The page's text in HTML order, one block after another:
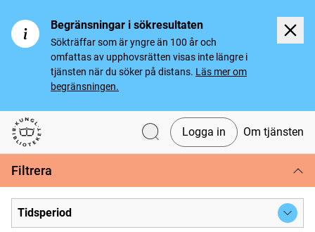
Begränsningar i sökresultaten
Sökträffar som är yngre än 100 år och
omfattas av upphovsrätten visas inte längre i
tjänsten när du söker på distans. Läs mer om
begränsningen.
Svenska tidningar
Logga in Om tjänsten
Filtrera
Tidsperiod